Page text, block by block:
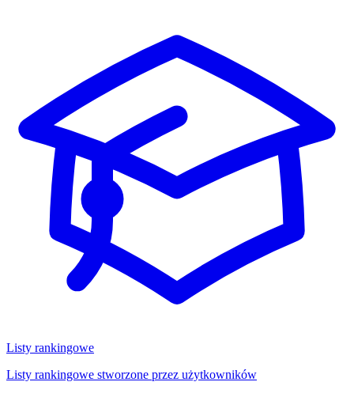
Listy rankingowe
Listy rankingowe stworzone przez użytkowników